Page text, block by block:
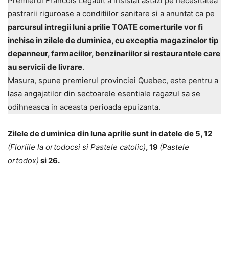
pastrarii riguroase a conditiilor sanitare si a anuntat ca pe
parcursul intregii luni aprilie TOATE comerturile vor fi
inchise in zilele de duminica, cu exceptia magazinelor tip
depanneur, farmaciilor, benzinariilor si restaurantele care
au servicii de livrare.
Masura, spune premierul provinciei Quebec, este pentru a
lasa angajatilor din sectoarele esentiale ragazul sa se
odihneasca in aceasta perioada epuizanta.
Zilele de duminica din luna aprilie sunt in datele de 5, 12
(Floriile la ortodocsi si Pastele catolic), 19 (Pastele
ortodox) si 26.